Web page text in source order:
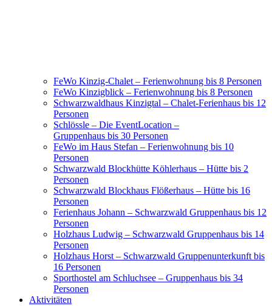
FeWo Kinzig-Chalet – Ferienwohnung bis 8 Personen
FeWo Kinzigblick – Ferienwohnung bis 8 Personen
Schwarzwaldhaus Kinzigtal – Chalet-Ferienhaus bis 12
Personen
Schlössle – Die EventLocation –
Gruppenhaus bis 30 Personen
FeWo im Haus Stefan – Ferienwohnung bis 10
Personen
Schwarzwald Blockhütte Köhlerhaus – Hütte bis 2
Personen
Schwarzwald Blockhaus Flößerhaus – Hütte bis 16
Personen
Ferienhaus Johann – Schwarzwald Gruppenhaus bis 12
Personen
Holzhaus Ludwig – Schwarzwald Gruppenhaus bis 14
Personen
Holzhaus Horst – Schwarzwald Gruppenunterkunft bis
16 Personen
Sporthostel am Schluchsee – Gruppenhaus bis 34
Personen
Aktivitäten